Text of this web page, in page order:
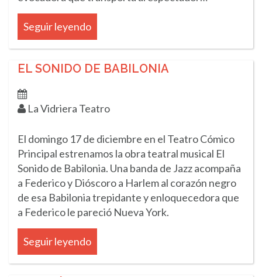
Seguir leyendo
EL SONIDO DE BABILONIA
La Vidriera Teatro
El domingo 17 de diciembre en el Teatro Cómico
Principal estrenamos la obra teatral musical El
Sonido de Babilonia. Una banda de Jazz acompaña
a Federico y Dióscoro a Harlem al corazón negro
de esa Babilonia trepidante y enloquecedora que
a Federico le pareció Nueva York.
Seguir leyendo